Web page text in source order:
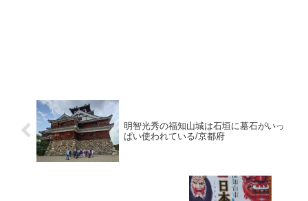
明智光秀の福知山城は石垣に墓石がいっ
ぱい使われている/京都府